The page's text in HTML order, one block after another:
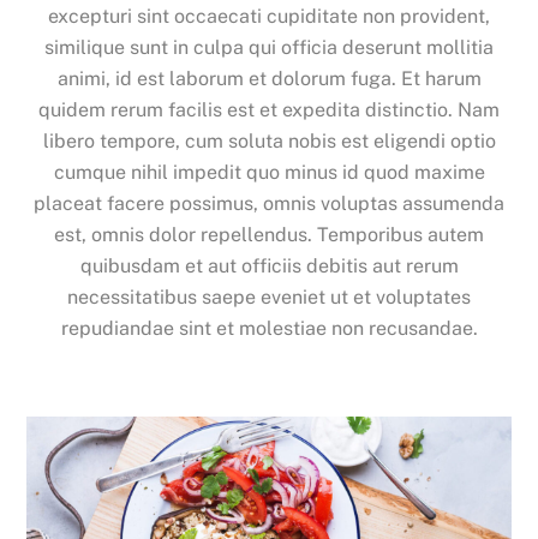
excepturi sint occaecati cupiditate non provident,
similique sunt in culpa qui officia deserunt mollitia
animi, id est laborum et dolorum fuga. Et harum
quidem rerum facilis est et expedita distinctio. Nam
libero tempore, cum soluta nobis est eligendi optio
cumque nihil impedit quo minus id quod maxime
placeat facere possimus, omnis voluptas assumenda
est, omnis dolor repellendus. Temporibus autem
quibusdam et aut officiis debitis aut rerum
necessitatibus saepe eveniet ut et voluptates
repudiandae sint et molestiae non recusandae.